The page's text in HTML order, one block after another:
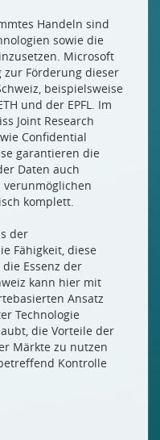
Handeln sind
sowie die
Microsoft
zur Förderung dieser
beispielsweise
und der EPFL. Im
Joint Research
Confidential
garantieren die
Daten auch
komplett.
der
Fähigkeit, diese
Essenz der
kann hier mit
Ansatz
Technologie
die Vorteile der
Märkte zu nutzen
Kontrolle